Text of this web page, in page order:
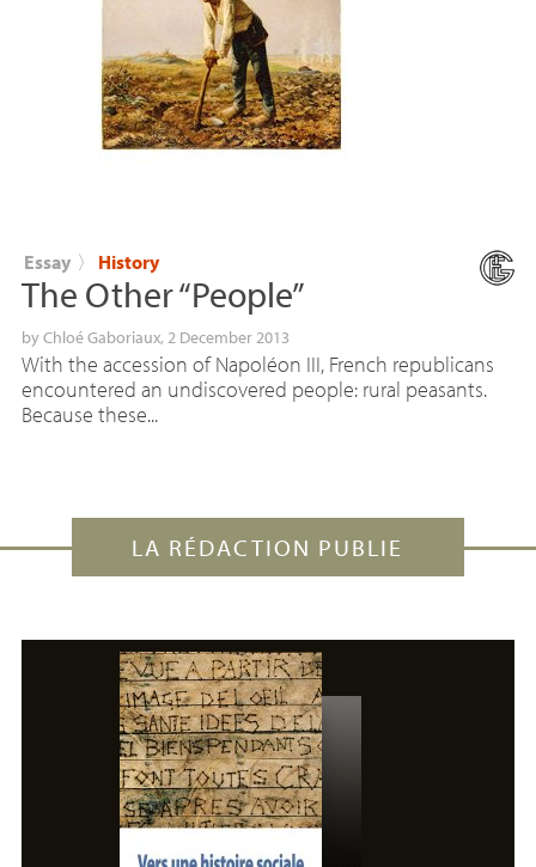
Essay 〉 History
The Other “People”
byChloé Gaboriaux, 2 December 2013
With the accession of Napoléon III, French republicans
encountered an undiscovered people: rural peasants.
Because these...
LA RÉDACTION PUBLIE